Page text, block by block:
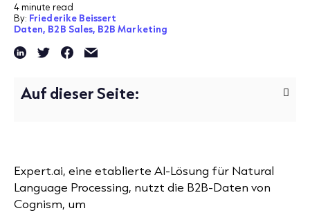
4 minute read
By: Friederike Beissert
Daten, B2B Sales, B2B Marketing
Auf dieser Seite:
Expert.ai, eine etablierte AI-Lösung für Natural
Language Processing, nutzt die B2B-Daten von
Cognism, um